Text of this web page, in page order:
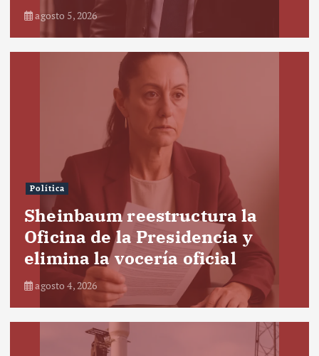
agosto 5, 2026
Política
Sheinbaum reestructura la
Oficina de la Presidencia y
elimina la vocería oficial
agosto 4, 2026